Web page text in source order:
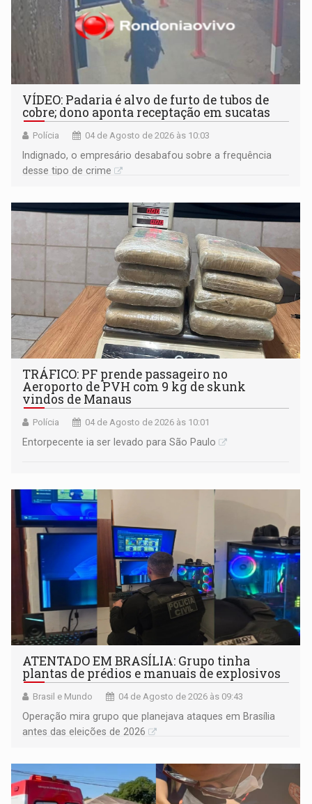
VÍDEO: Padaria é alvo de furto de tubos de
cobre; dono aponta receptação em sucatas
Polícia 04 de Agosto de 2026 às 10:03
​Indignado, o empresário desabafou sobre a frequência
desse tipo de crime
TRÁFICO: PF prende passageiro no
Aeroporto de PVH com 9 kg de skunk
vindos de Manaus
Polícia 04 de Agosto de 2026 às 10:01
Entorpecente ia ser levado para São Paulo
ATENTADO EM BRASÍLIA: Grupo tinha
plantas de prédios e manuais de explosivos
Brasil e Mundo 04 de Agosto de 2026 às 09:43
Operação mira grupo que planejava ataques em Brasília
antes das eleições de 2026